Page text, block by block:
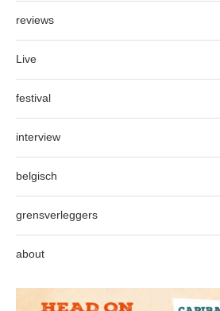
reviews
Live
festival
interview
belgisch
grensverleggers
about